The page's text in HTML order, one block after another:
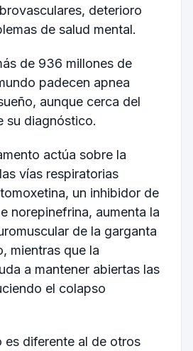
deterioro
de salud mental.
de 936 millones de
padecen apnea
aunque cerca del
su diagnóstico.
actúa sobre la
vías respiratorias
un inhibidor de
norepinefrina, aumenta la
de la garganta
mientras que la
a mantener abiertas las
el colapso
es diferente al de otros